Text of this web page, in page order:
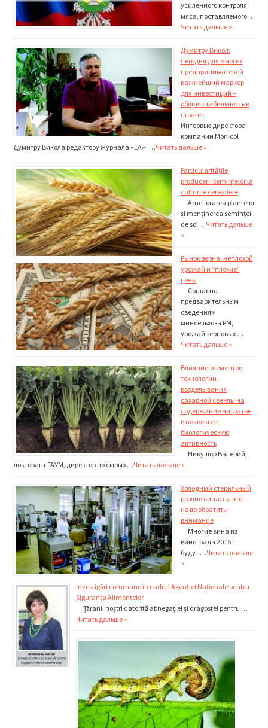
усиленного контроля
мяса, поставляемого …
Читать дальше »
Думитру Викол:
Сегодня для многих
предпринимателей
важнейший маркер
для инвестиций –
общая стабильность в
стране.
Интервью директора
компании Monicol
Думитру Викола редактору журнала «LA» …Читать дальше »
Particularitățile
producerii semințelor la
culturile cerealiere
Ameliorarea plantelor
și menținerea seminței
de soi …Читать дальше
»
Рынок зерна: неплохой
урожай и “плохие”
цены
Согласно
предварительным
сведениям
минсельхоза РМ,
урожай зерновых …
Читать дальше »
Влияние элементов
технологии
возделывания
сахарной свеклы на
содержание нитратов
в почве и ее
биологическую
активность
Никушор Валерий,
докторант ГАУМ, директор по сырью …Читать дальше »
Холодный стерильный
розлив вина: на что
надо обратить
внимание
Многие вина из
винограда 2015 г.
будут …Читать дальше
»
Investigări commune în cadrul Agenției Naționale pentru
Siguranța Alimentelor
Țăranii noștri datorită abnegației și dragostei pentru …
Читать дальше »